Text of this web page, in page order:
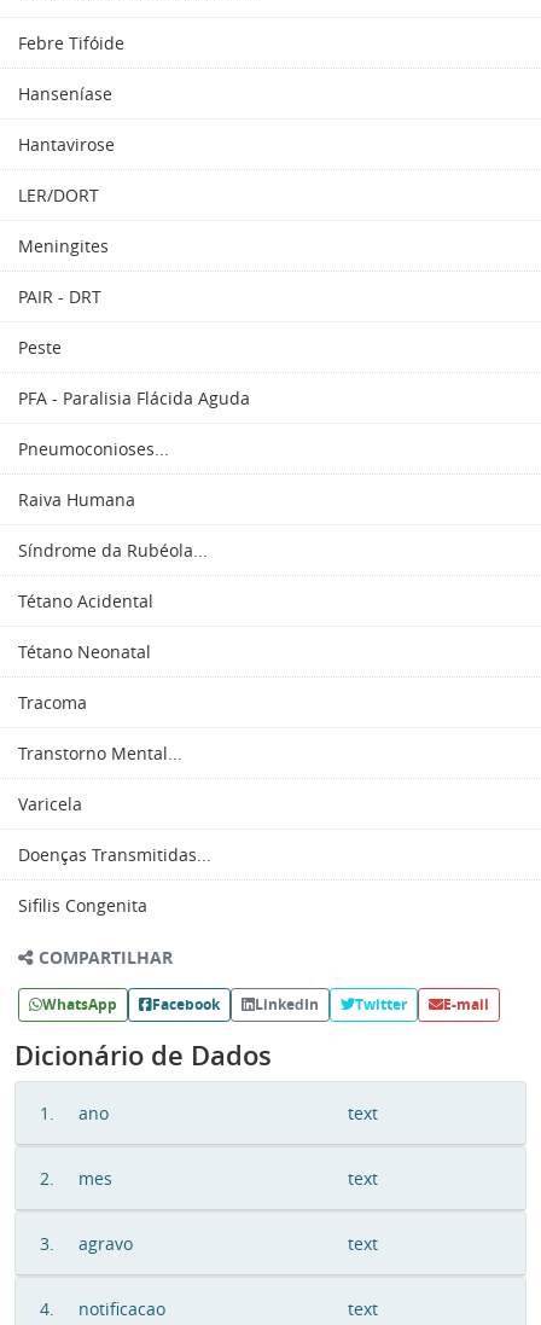
Febre Tifóide
Hanseníase
Hantavirose
LER/DORT
Meningites
PAIR - DRT
Peste
PFA - Paralisia Flácida Aguda
Pneumoconioses...
Raiva Humana
Síndrome da Rubéola...
Tétano Acidental
Tétano Neonatal
Tracoma
Transtorno Mental...
Varicela
Doenças Transmitidas...
Sifilis Congenita
COMPARTILHAR
WhatsApp Facebook LinkedIn Twitter E-mail
Dicionário de Dados
1. ano text
2. mes text
3. agravo text
4. notificacao text